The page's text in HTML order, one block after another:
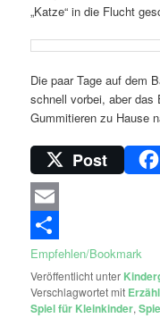
„Katze“ in die Flucht
Die paar Tage auf dem
schnell vorbei, aber das
Gummitieren zu Hause
Post
Email
Empfehlen/Bookmark
Veröffentlicht unter
Verschlagwortet mit
Spiel für Kleinkinder,